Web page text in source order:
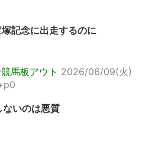
記念に出走するのに
馬板アウト 2026/06/09(火)
いのは悪質